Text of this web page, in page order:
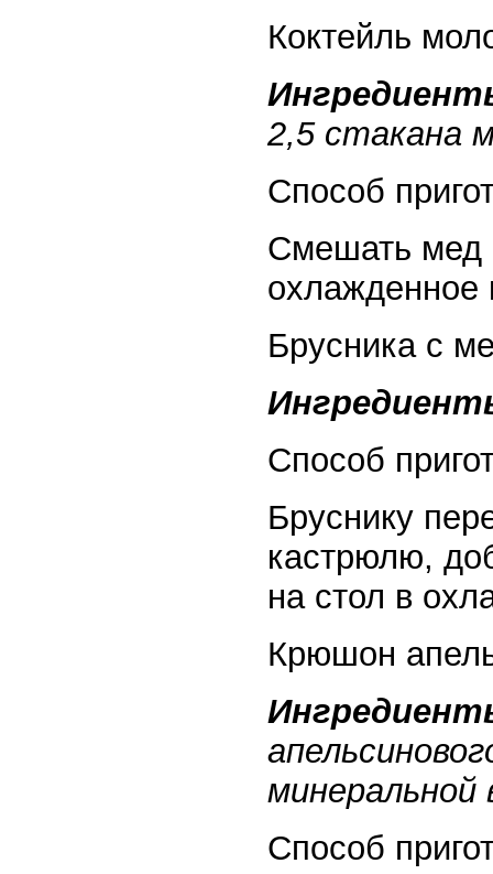
Коктейль
2,5 стакана
Способ
Смешать мед
охлажденное
Брусника с
Способ
Бруснику
кастрюлю,
на стол в
Крюшон
минеральной
Способ